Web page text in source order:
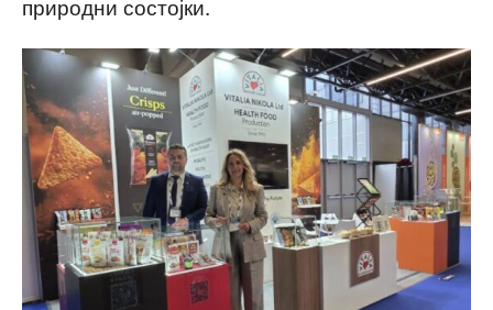
природни состојки.